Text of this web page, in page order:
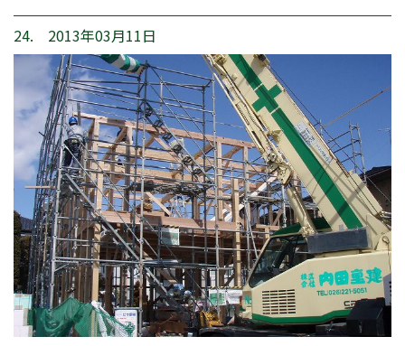
24. 2013年03月11日